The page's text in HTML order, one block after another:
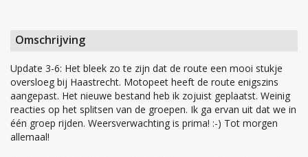
Omschrijving
Update 3-6: Het bleek zo te zijn dat de route een mooi stukje
oversloeg bij Haastrecht. Motopeet heeft de route enigszins
aangepast. Het nieuwe bestand heb ik zojuist geplaatst. Weinig
reacties op het splitsen van de groepen. Ik ga ervan uit dat we in
één groep rijden. Weersverwachting is prima! :-) Tot morgen
allemaal!